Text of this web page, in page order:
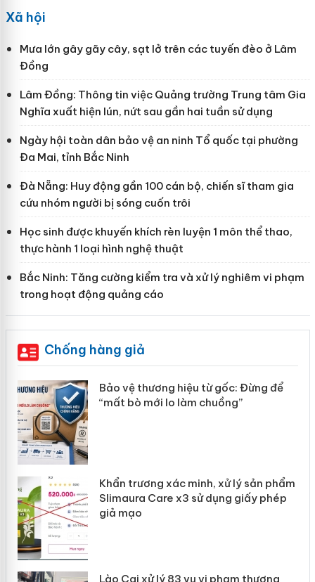
Xã hội
Mưa lớn gây gãy cây, sạt lở trên các tuyến đèo ở Lâm
Đồng
Lâm Đồng: Thông tin việc Quảng trường Trung tâm Gia
Nghĩa xuất hiện lún, nứt sau gần hai tuần sử dụng
Ngày hội toàn dân bảo vệ an ninh Tổ quốc tại phường
Đa Mai, tỉnh Bắc Ninh
Đà Nẵng: Huy động gần 100 cán bộ, chiến sĩ tham gia
cứu nhóm người bị sóng cuốn trôi
Học sinh được khuyến khích rèn luyện 1 môn thể thao,
thực hành 1 loại hình nghệ thuật
Bắc Ninh: Tăng cường kiểm tra và xử lý nghiêm vi phạm
trong hoạt động quảng cáo
Chống hàng giả
Bảo vệ thương hiệu từ gốc: Đừng để
“mất bò mới lo làm chuồng”
Khẩn trương xác minh, xử lý sản phẩm
Slimaura Care x3 sử dụng giấy phép
giả mạo
Lào Cai xử lý 83 vụ vi phạm thương